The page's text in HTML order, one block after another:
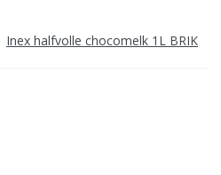
Inex halfvolle chocomelk 1L BRIK